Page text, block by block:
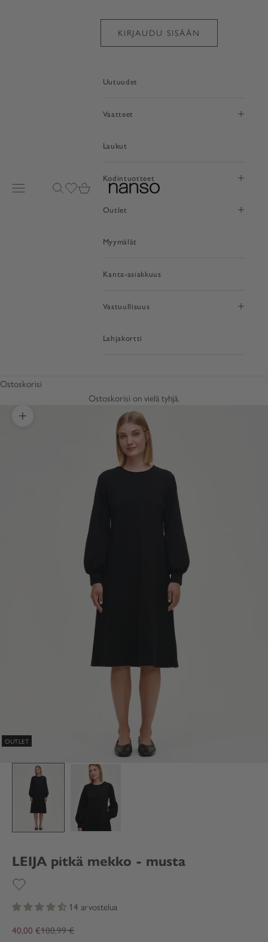
nanso
Avaa valikkoAvaa haku
Avaa toivelistasivu
Avaa ostoskori
KIRJAUDU SISÄÄN
Uutuudet
Vaatteet
Laukut
Kodintuotteet
Outlet
Myymälät
Kanta-asiakkuus
Vastuullisuus
Lahjakortti
Ostoskorisi
Ostoskorisi on vielä tyhjä.
Lähennä
OUTLET
LEIJA pitkä mekko - musta
14 arvostelua
Alennushinta
40,00 €Normaali hinta
100,99 €